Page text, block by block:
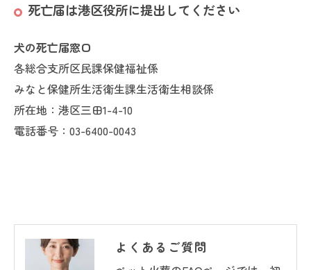
死亡届は港区役所に提出してください
犬の死亡届窓口
各総合支所区民課保健福祉係
みなと保健所生活衛生課生活衛生相談係
所在地：港区三田1-4-10
電話番号：03-6400-0043
よくあるご質問